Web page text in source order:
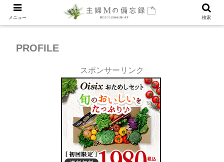
PROFILE
スポンサーリンク
メニュー 検索